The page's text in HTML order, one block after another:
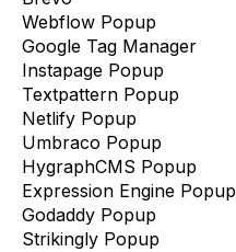
Webflow Popup
Google Tag Manager
Instapage Popup
Textpattern Popup
Netlify Popup
Umbraco Popup
HygraphCMS Popup
Expression Engine Popup
Godaddy Popup
Strikingly Popup